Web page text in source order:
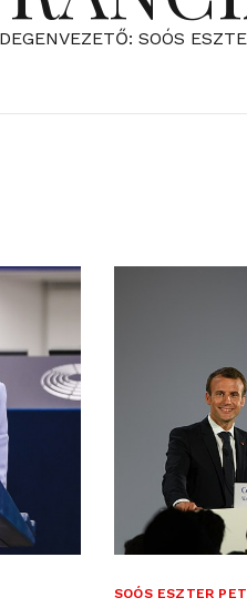
SOÓS
SOÓS ESZTER